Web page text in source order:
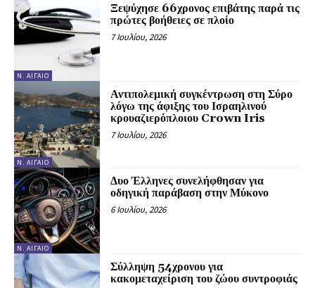
Ν. ΑΙΓΑΊΟ
Ξεψύχησε 66χρονος επιβάτης παρά τις
πρώτες βοήθειες σε πλοίο
7 Ιουλίου, 2026
Ν. ΑΙΓΑΊΟ
Αντιπολεμική συγκέντρωση στη Σύρο
λόγω της άφιξης του Ισραηλινού
κρουαζιερόπλοιου Crown Iris
7 Ιουλίου, 2026
Ν. ΑΙΓΑΊΟ
Δυο Έλληνες συνελήφθησαν για
οδηγική παράβαση στην Μύκονο
6 Ιουλίου, 2026
Σύλληψη 54χρονου για
κακομεταχείριση του ζώου συντροφιάς